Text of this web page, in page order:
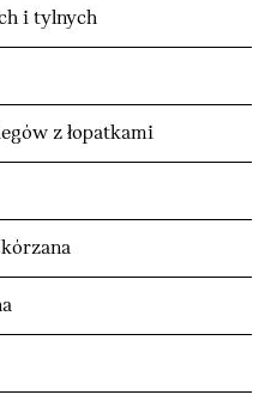
i tylnych
z łopatkami